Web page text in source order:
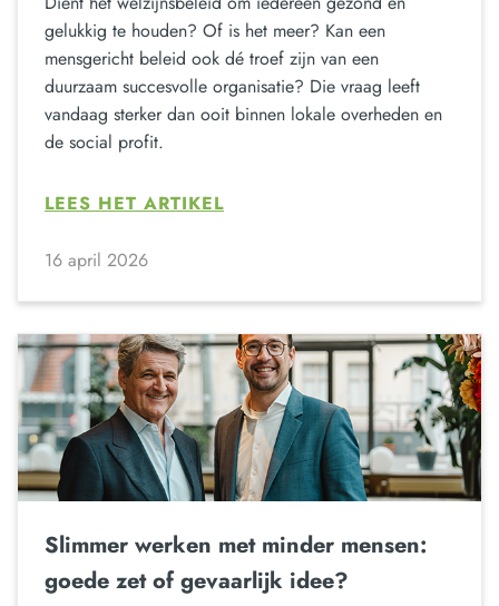
gelukkig te houden? Of is het meer? Kan een
mensgericht beleid ook dé troef zijn van een
duurzaam succesvolle organisatie? Die vraag leeft
vandaag sterker dan ooit binnen lokale overheden en
de social profit.
LEES HET ARTIKEL
16 april 2026
Slimmer werken met minder mensen:
goede zet of gevaarlijk idee?